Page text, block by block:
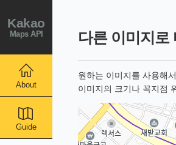
Kakao
Maps API
About
Guide
다른 이미지로
원하는 이미지를 사용해
이미지의 크기나 꼭지점